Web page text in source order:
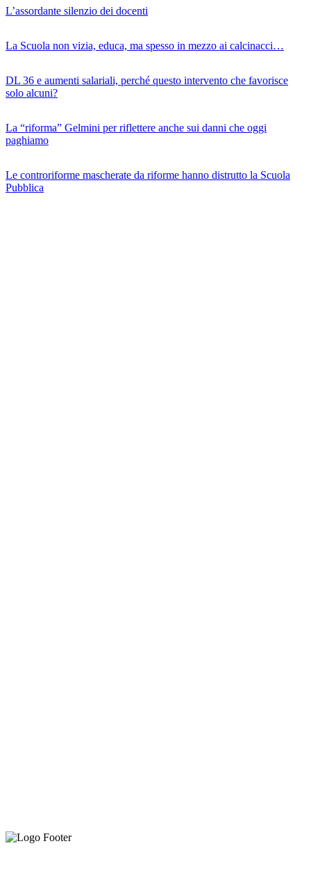
L’assordante silenzio dei docenti
La Scuola non vizia, educa, ma spesso in mezzo ai calcinacci…
DL 36 e aumenti salariali, perché questo intervento che favorisce
solo alcuni?
La “riforma” Gelmini per riflettere anche sui danni che oggi
paghiamo
Le controriforme mascherate da riforme hanno distrutto la Scuola
Pubblica